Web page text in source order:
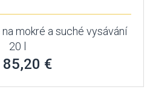
mokré a suché vysávání
20 l
85,20 €